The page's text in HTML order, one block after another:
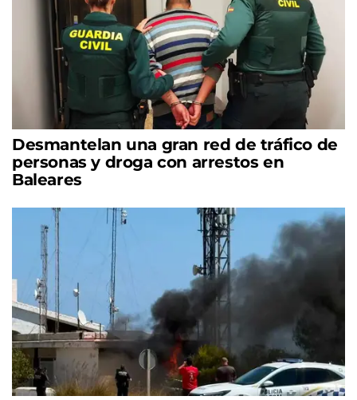
Desmantelan una gran red de tráfico de
personas y droga con arrestos en
Baleares